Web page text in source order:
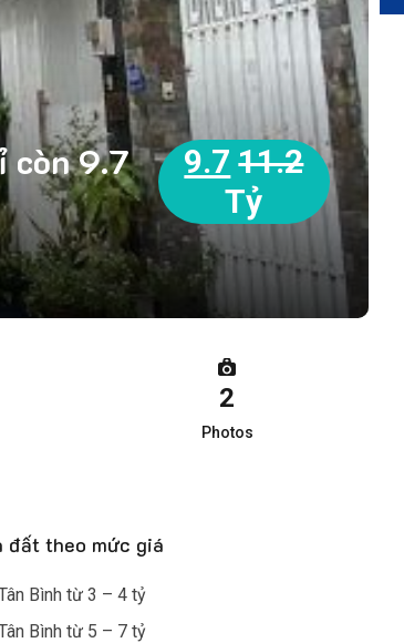
còn 9.7
9.7 11.2
Tỷ
2
Photos
đất theo mức giá
Bình từ 3 – 4 tỷ
Bình từ 5 – 7 tỷ